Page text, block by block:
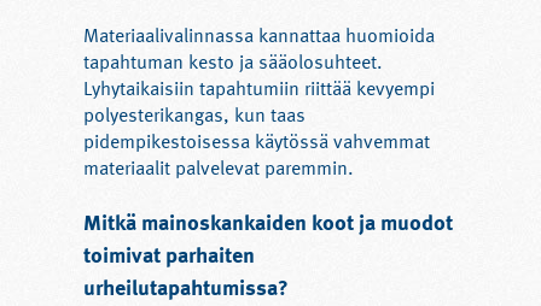
Materiaalivalinnassa kannattaa huomioida
tapahtuman kesto ja sääolosuhteet.
Lyhytaikaisiin tapahtumiin riittää kevyempi
polyesterikangas, kun taas
pidempikestoisessa käytössä vahvemmat
materiaalit palvelevat paremmin.
Mitkä mainoskankaiden koot ja muodot
toimivat parhaiten
urheilutapahtumissa?